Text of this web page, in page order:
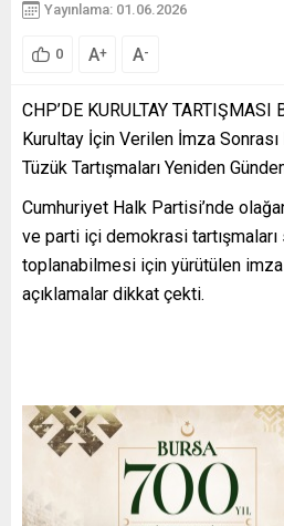
Yayınlama: 01.06.2026
0 A+ A-
CHP’DE KURULTAY TARTIŞMASI
Kurultay İçin Verilen İmza
Tüzük Tartışmaları Yeniden
Cumhuriyet Halk Partisi’nde
ve parti içi demokrasi tartışmaları
toplanabilmesi için yürütülen
açıklamalar dikkat çekti.
CHP’nin Bursa örgütlerinde uzun